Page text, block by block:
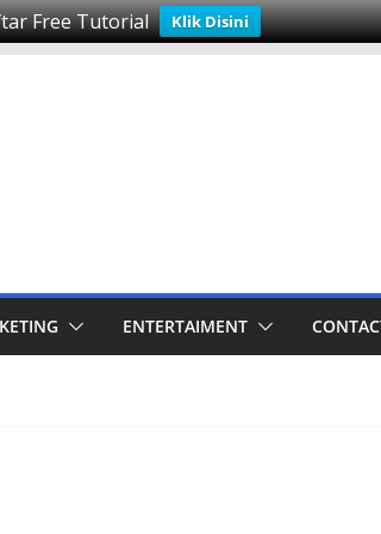
Free Tutorial Klik Disini
ENTERTAIMENT